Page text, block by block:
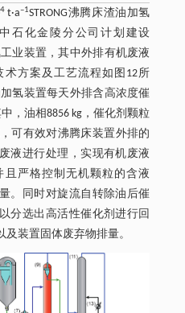
4t·a–1STRONG沸腾床渣油加氢
石化金陵分公司计划建设
业装置，其中外排有机废液
方案及工艺流程如图12所
氢装置每天外排含高浓度催
，油相8856 kg，催化剂颗粒
可有效对沸腾床装置外排的
液进行处理，实现有机废液
严格控制无机颗粒的含液
。同时对旋流自转除油后催
分选出高活性催化剂进行回
装置固体废弃物排量。